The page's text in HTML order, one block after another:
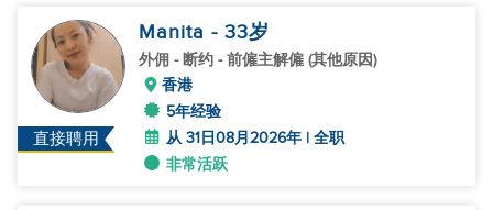
直接聘用
Manita - 33岁
外佣 - 断约 - 前僱主解僱 (其他原因)
香港
5年经验
从 31日08月2026年 | 全职
非常活跃